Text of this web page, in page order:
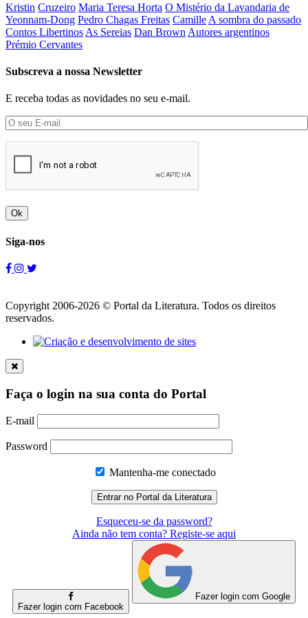
Kristin Cruzeiro Maria Teresa Horta O Mistério da Lavandaria de
Yeonnam-Dong Pedro Chagas Freitas Camille A sombra do passado
Contos Libertinos As Sereias Dan Brown Autores argentinos
Prémio Cervantes
Subscreva a nossa Newsletter
E receba todas as novidades no seu e-mail.
Ok
Siga-nos
Copyright 2006-2026 © Portal da Literatura. Todos os direitos
reservados.
Faça o login na sua conta do Portal
E-mail
Password
Mantenha-me conectado
Esqueceu-se da password?
Ainda não tem conta? Registe-se aqui
Fazer login com Facebook
Fazer login com Google